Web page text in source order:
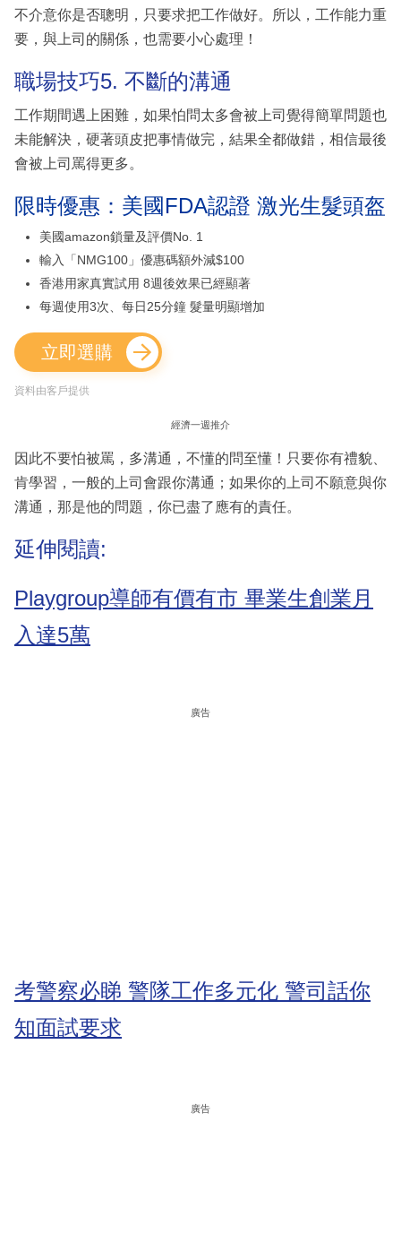
不介意你是否聰明，只要求把工作做好。所以，工作能力重
要，與上司的關係，也需要小心處理！
職場技巧5. 不斷的溝通
工作期間遇上困難，如果怕問太多會被上司覺得簡單問題也
未能解決，硬著頭皮把事情做完，結果全都做錯，相信最後
會被上司罵得更多。
限時優惠：美國FDA認證 激光生髮頭盔
美國amazon鎖量及評價No. 1
輸入「NMG100」優惠碼額外減$100
香港用家真實試用 8週後效果已經顯著
每週使用3次、每日25分鐘 髮量明顯增加
立即選購
資料由客戶提供
經濟一週推介
因此不要怕被罵，多溝通，不懂的問至懂！只要你有禮貌、
肯學習，一般的上司會跟你溝通；如果你的上司不願意與你
溝通，那是他的問題，你已盡了應有的責任。
延伸閱讀:
Playgroup導師有價有市 畢業生創業月
入達5萬
廣告
考警察必睇 警隊工作多元化 警司話你
知面試要求
廣告